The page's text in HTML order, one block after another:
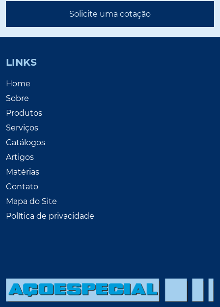
Solicite uma cotação
LINKS
Home
Sobre
Produtos
Serviços
Catálogos
Artigos
Matérias
Contato
Mapa do Site
Política de privacidade